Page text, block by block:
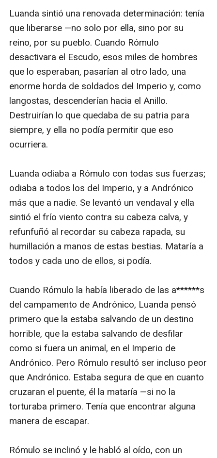
Luanda sintió una renovada determinación: tenía
que liberarse —no solo por ella, sino por su
reino, por su pueblo. Cuando Rómulo
desactivara el Escudo, esos miles de hombres
que lo esperaban, pasarían al otro lado, una
enorme horda de soldados del Imperio y, como
langostas, descenderían hacia el Anillo.
Destruirían lo que quedaba de su patria para
siempre, y ella no podía permitir que eso
ocurriera.
Luanda odiaba a Rómulo con todas sus fuerzas;
odiaba a todos los del Imperio, y a Andrónico
más que a nadie. Se levantó un vendaval y ella
sintió el frío viento contra su cabeza calva, y
refunfuñó al recordar su cabeza rapada, su
humillación a manos de estas bestias. Mataría a
todos y cada uno de ellos, si podía.
Cuando Rómulo la había liberado de las a******s
del campamento de Andrónico, Luanda pensó
primero que la estaba salvando de un destino
horrible, que la estaba salvando de desfilar
como si fuera un animal, en el Imperio de
Andrónico. Pero Rómulo resultó ser incluso peor
que Andrónico. Estaba segura de que en cuanto
cruzaran el puente, él la mataría —si no la
torturaba primero. Tenía que encontrar alguna
manera de escapar.
Rómulo se inclinó y le habló al oído, con un